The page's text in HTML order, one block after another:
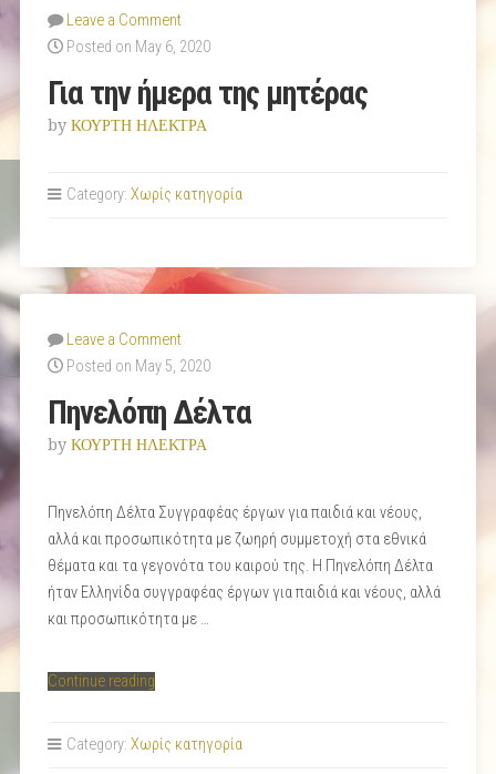
Leave a Comment
Posted on May 6, 2020
Για την ήμερα της μητέρας
by ΚΟΥΡΤΗ ΗΛΕΚΤΡΑ
Category: Χωρίς κατηγορία
Leave a Comment
Posted on May 5, 2020
Πηνελόπη Δέλτα
by ΚΟΥΡΤΗ ΗΛΕΚΤΡΑ
Πηνελόπη Δέλτα Συγγραφέας έργων για παιδιά και νέους,
αλλά και προσωπικότητα με ζωηρή συμμετοχή στα εθνικά
θέματα και τα γεγονότα του καιρού της. Η Πηνελόπη Δέλτα
ήταν Ελληνίδα συγγραφέας έργων για παιδιά και νέους, αλλά
και προσωπικότητα με …
Continue reading“Πηνελόπη
Category: Χωρίς κατηγορία